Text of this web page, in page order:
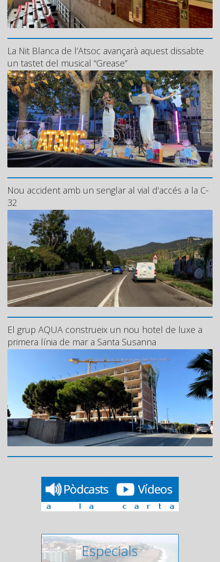
La Nit Blanca de l’Atsoc avançarà aquest dissabte
un tastet del musical “Grease”
Nou accident amb un senglar al vial d’accés a la C-
32
El grup AQUA construeix un nou hotel de luxe a
primera línia de mar a Santa Susanna